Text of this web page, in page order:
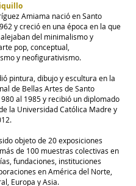
Amiama nació en Santo
y creció en una época en la que
del minimalismo y
pop, conceptual,
y neofigurativismo.
pintura, dibujo y escultura en la
de Bellas Artes de Santo
al 1985 y recibió un diplomado
la Universidad Católica Madre y
objeto de 20 exposiciones
de 100 muestras colectivas en
fundaciones, instituciones
en América del Norte,
Europa y Asia.